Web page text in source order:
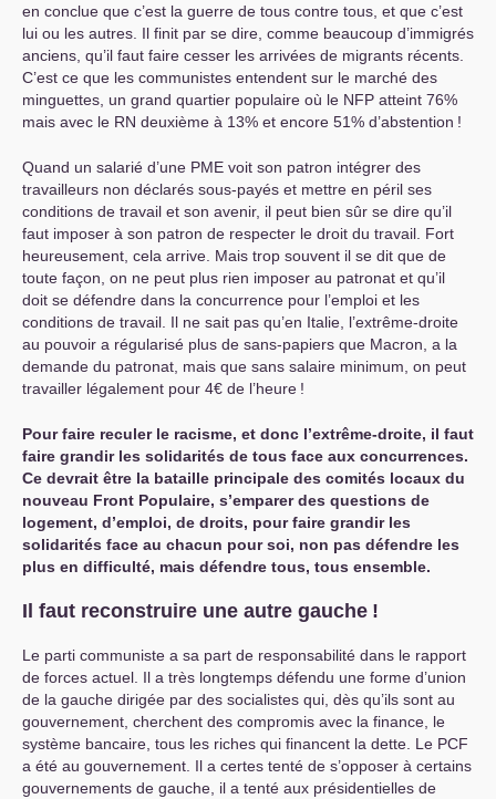
en conclue que c’est la guerre de tous contre tous, et que c’est
lui ou les autres. Il finit par se dire, comme beaucoup d’immigrés
anciens, qu’il faut faire cesser les arrivées de migrants récents.
C’est ce que les communistes entendent sur le marché des
minguettes, un grand quartier populaire où le NFP atteint 76%
mais avec le RN deuxième à 13% et encore 51% d’abstention !
Quand un salarié d’une PME voit son patron intégrer des
travailleurs non déclarés sous-payés et mettre en péril ses
conditions de travail et son avenir, il peut bien sûr se dire qu’il
faut imposer à son patron de respecter le droit du travail. Fort
heureusement, cela arrive. Mais trop souvent il se dit que de
toute façon, on ne peut plus rien imposer au patronat et qu’il
doit se défendre dans la concurrence pour l’emploi et les
conditions de travail. Il ne sait pas qu’en Italie, l’extrême-droite
au pouvoir a régularisé plus de sans-papiers que Macron, a la
demande du patronat, mais que sans salaire minimum, on peut
travailler légalement pour 4€ de l’heure !
Pour faire reculer le racisme, et donc l’extrême-droite, il faut
faire grandir les solidarités de tous face aux concurrences.
Ce devrait être la bataille principale des comités locaux du
nouveau Front Populaire, s’emparer des questions de
logement, d’emploi, de droits, pour faire grandir les
solidarités face au chacun pour soi, non pas défendre les
plus en difficulté, mais défendre tous, tous ensemble.
Il faut reconstruire une autre gauche !
Le parti communiste a sa part de responsabilité dans le rapport
de forces actuel. Il a très longtemps défendu une forme d’union
de la gauche dirigée par des socialistes qui, dès qu’ils sont au
gouvernement, cherchent des compromis avec la finance, le
système bancaire, tous les riches qui financent la dette. Le PCF
a été au gouvernement. Il a certes tenté de s’opposer à certains
gouvernements de gauche, il a tenté aux présidentielles de